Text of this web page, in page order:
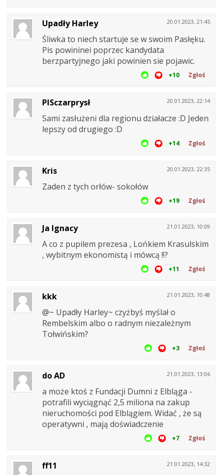
20.01.2023, 21:45
Upadły Harley
Śliwka to niech startuje se w swoim Pasłęku.
Pis powininei poprzec kandydata
berzpartyjnego jaki powinien sie pojawic.
+10 Zgłoś
20.01.2023, 22:14
PISczarprysł
Sami zasłużeni dla regionu działacze :D Jeden
lepszy od drugiego :D
+14 Zgłoś
20.01.2023, 22:35
Kris
Zaden z tych orłów- sokołów
+19 Zgłoś
21.01.2023, 10:09
Ja Ignacy
A co z pupilem prezesa , Lońkiem Krasulskim
, wybitnym ekonomistą i mówcą !!?
+11 Zgłoś
21.01.2023, 10:48
kkk
@~ Upadły Harley~ czyżbyś myślał o
Rembelskim albo o radnym niezależnym
Tołwińskim?
+3 Zgłoś
21.01.2023, 13:06
do AD
a może ktoś z Fundacji Dumni z Elbląga -
potrafili wyciągnąć 2,5 miliona na zakup
nieruchomości pod Elblągiem. Widać , że są
operatywni , mają doświadczenie
+7 Zgłoś
21.01.2023, 14:32
ff11